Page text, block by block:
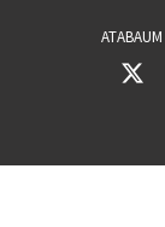
ATABAUM